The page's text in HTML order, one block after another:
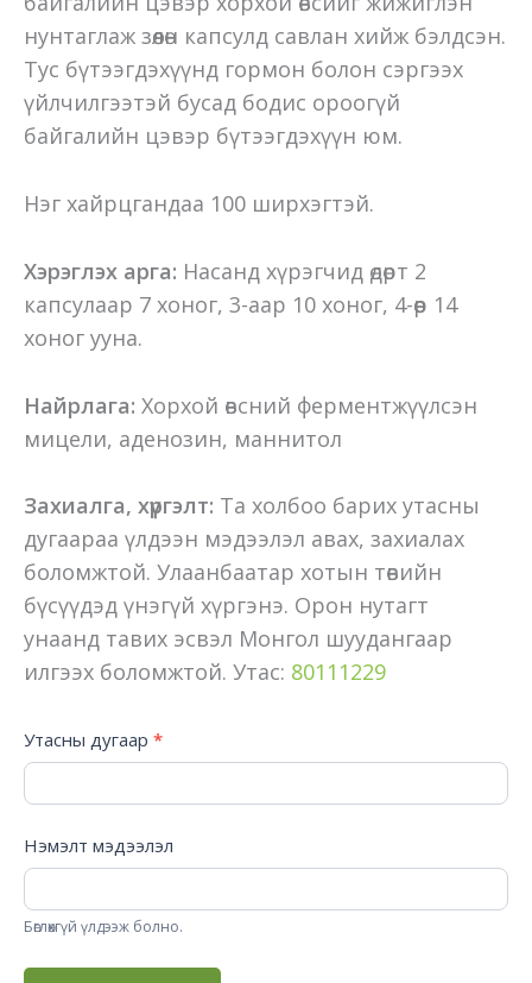
нунтаглаж зөөлөн капсулд савлан хийж бэлдсэн.
Тус бүтээгдэхүүнд гормон болон сэргээх
үйлчилгээтэй бусад бодис ороогүй
байгалийн цэвэр бүтээгдэхүүн юм.
Нэг хайрцгандаа 100 ширхэгтэй.
Хэрэглэх арга: Насанд хүрэгчид өдөрт 2
капсулаар 7 хоног, 3-аар 10 хоног, 4-өөр 14
хоног ууна.
Найрлага: Хорхой өвсний ферментжүүлсэн
мицели, аденозин, маннитол
Захиалга, хүргэлт: Та холбоо барих утасны
дугаараа үлдээн мэдээлэл авах, захиалах
боломжтой. Улаанбаатар хотын төвийн
бүсүүдэд үнэгүй хүргэнэ. Орон нутагт
унаанд тавих эсвэл Монгол шуудангаар
илгээх боломжтой. Утас: 80111229
Захиалах
Утасны дугаар *
Нэмэлт мэдээлэл
Бөглөхгүй үлдээж болно.